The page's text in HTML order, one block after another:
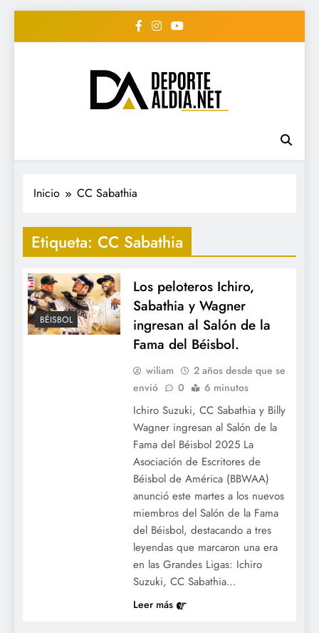
• DEPORTE AL DIA •
"Periodico Deportivo
Digital"
#deportealdiard #deportealdiaperiodico
Inicio CC Sabathia
Etiqueta: CC Sabathia
BÉISBOL
Los peloteros Ichiro,
Sabathia y Wagner
ingresan al Salón de la
Fama del Béisbol.
wiliam
2 años desde que se
envió
0 6 minutos
Ichiro Suzuki, CC Sabathia y Billy
Wagner ingresan al Salón de la
Fama del Béisbol 2025 La
Asociación de Escritores de
Béisbol de América (BBWAA)
anunció este martes a los nuevos
miembros del Salón de la Fama
del Béisbol, destacando a tres
leyendas que marcaron una era
en las Grandes Ligas: Ichiro
Suzuki, CC Sabathia…
Leer más